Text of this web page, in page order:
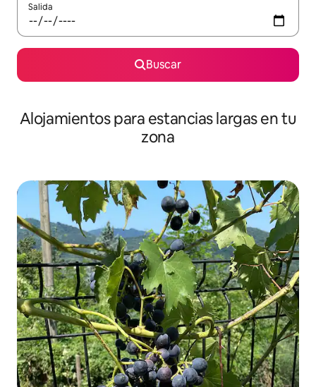
Salida
Buscar
Alojamientos para estancias largas en tu
zona